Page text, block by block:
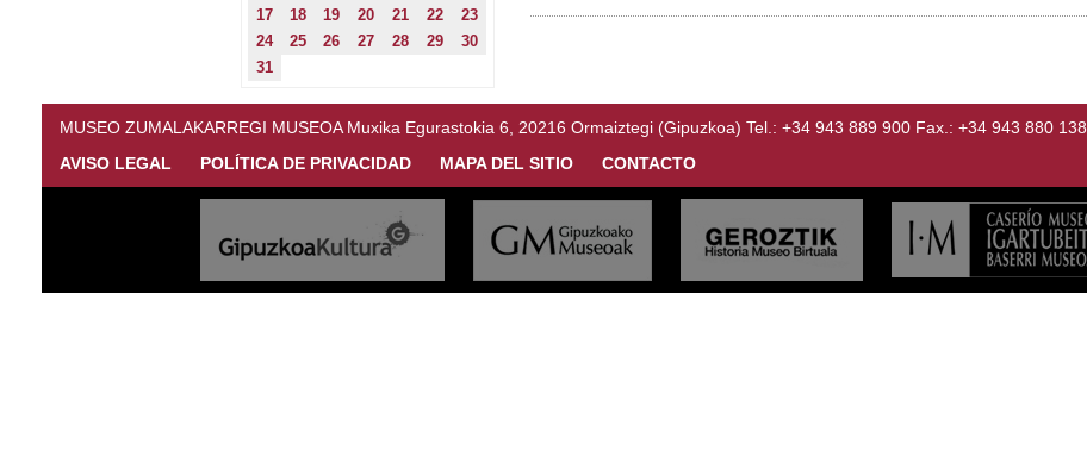
17
18 19 20 21 22
23
24
25 26 27 28 29
30
31
MUSEO ZUMALAKARREGI MUSEOA Muxika Egurastokia 6, 20216 Ormaiztegi (Gipuzkoa) Tel.: +34 943 889 900 Fax.: +34 943 880 138
AVISO LEGAL
POLÍTICA DE PRIVACIDAD MAPA DEL SITIO CONTACTO